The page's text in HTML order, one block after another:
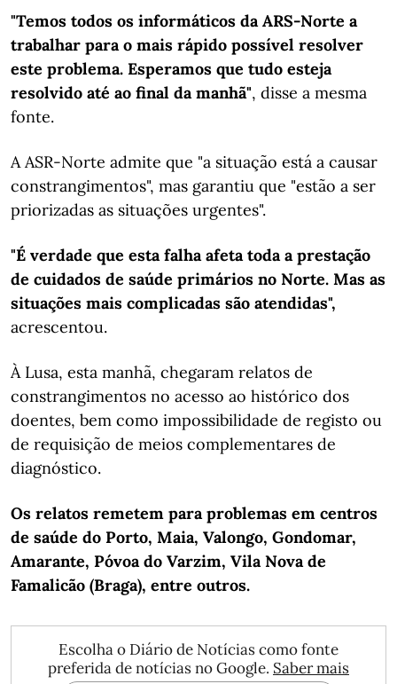
"Temos todos os informáticos da ARS-Norte a
trabalhar para o mais rápido possível resolver
este problema. Esperamos que tudo esteja
resolvido até ao final da manhã", disse a mesma
fonte.
A ASR-Norte admite que "a situação está a causar
constrangimentos", mas garantiu que "estão a ser
priorizadas as situações urgentes".
"É verdade que esta falha afeta toda a prestação
de cuidados de saúde primários no Norte. Mas as
situações mais complicadas são atendidas",
acrescentou.
À Lusa, esta manhã, chegaram relatos de
constrangimentos no acesso ao histórico dos
doentes, bem como impossibilidade de registo ou
de requisição de meios complementares de
diagnóstico.
Os relatos remetem para problemas em centros
de saúde do Porto, Maia, Valongo, Gondomar,
Amarante, Póvoa do Varzim, Vila Nova de
Famalicão (Braga), entre outros.
Escolha o Diário de Notícias como fonte
preferida de notícias no Google. Saber mais